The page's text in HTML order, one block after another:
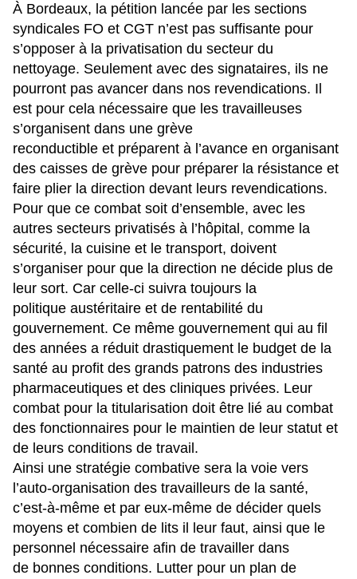
À Bordeaux, la pétition lancée par les sections
syndicales FO et CGT n’est pas suffisante pour
s’opposer à la privatisation du secteur du
nettoyage. Seulement avec des signataires, ils ne
pourront pas avancer dans nos revendications. Il
est pour cela nécessaire que les travailleuses
s’organisent dans une grève
reconductible et préparent à l’avance en organisant
des caisses de grève pour préparer la résistance et
faire plier la direction devant leurs revendications.
Pour que ce combat soit d’ensemble, avec les
autres secteurs privatisés à l’hôpital, comme la
sécurité, la cuisine et le transport, doivent
s’organiser pour que la direction ne décide plus de
leur sort. Car celle-ci suivra toujours la
politique austéritaire et de rentabilité du
gouvernement. Ce même gouvernement qui au fil
des années a réduit drastiquement le budget de la
santé au profit des grands patrons des industries
pharmaceutiques et des cliniques privées. Leur
combat pour la titularisation doit être lié au combat
des fonctionnaires pour le maintien de leur statut et
de leurs conditions de travail.
Ainsi une stratégie combative sera la voie vers
l’auto-organisation des travailleurs de la santé,
c’est-à-même et par eux-même de décider quels
moyens et combien de lits il leur faut, ainsi que le
personnel nécessaire afin de travailler dans
de bonnes conditions. Lutter pour un plan de